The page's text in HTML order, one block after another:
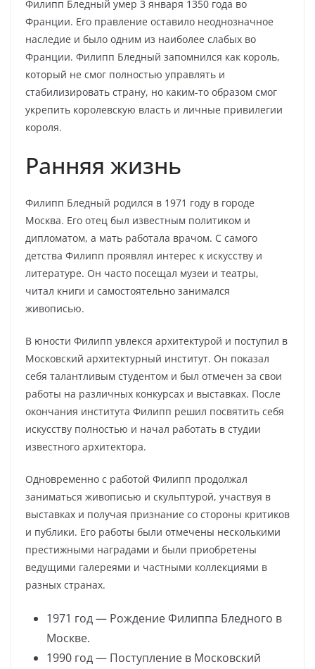
Филипп Бледный умер 3 января 1350 года во
Франции. Его правление оставило неоднозначное
наследие и было одним из наиболее слабых во
Франции. Филипп Бледный запомнился как король,
который не смог полностью управлять и
стабилизировать страну, но каким-то образом смог
укрепить королевскую власть и личные привилегии
короля.
Ранняя жизнь
Филипп Бледный родился в 1971 году в городе
Москва. Его отец был известным политиком и
дипломатом, а мать работала врачом. С самого
детства Филипп проявлял интерес к искусству и
литературе. Он часто посещал музеи и театры,
читал книги и самостоятельно занимался
живописью.
В юности Филипп увлекся архитектурой и поступил в
Московский архитектурный институт. Он показал
себя талантливым студентом и был отмечен за свои
работы на различных конкурсах и выставках. После
окончания института Филипп решил посвятить себя
искусству полностью и начал работать в студии
известного архитектора.
Одновременно с работой Филипп продолжал
заниматься живописью и скульптурой, участвуя в
выставках и получая признание со стороны критиков
и публики. Его работы были отмечены несколькими
престижными наградами и были приобретены
ведущими галереями и частными коллекциями в
разных странах.
1971 год — Рождение Филиппа Бледного в
Москве.
1990 год — Поступление в Московский